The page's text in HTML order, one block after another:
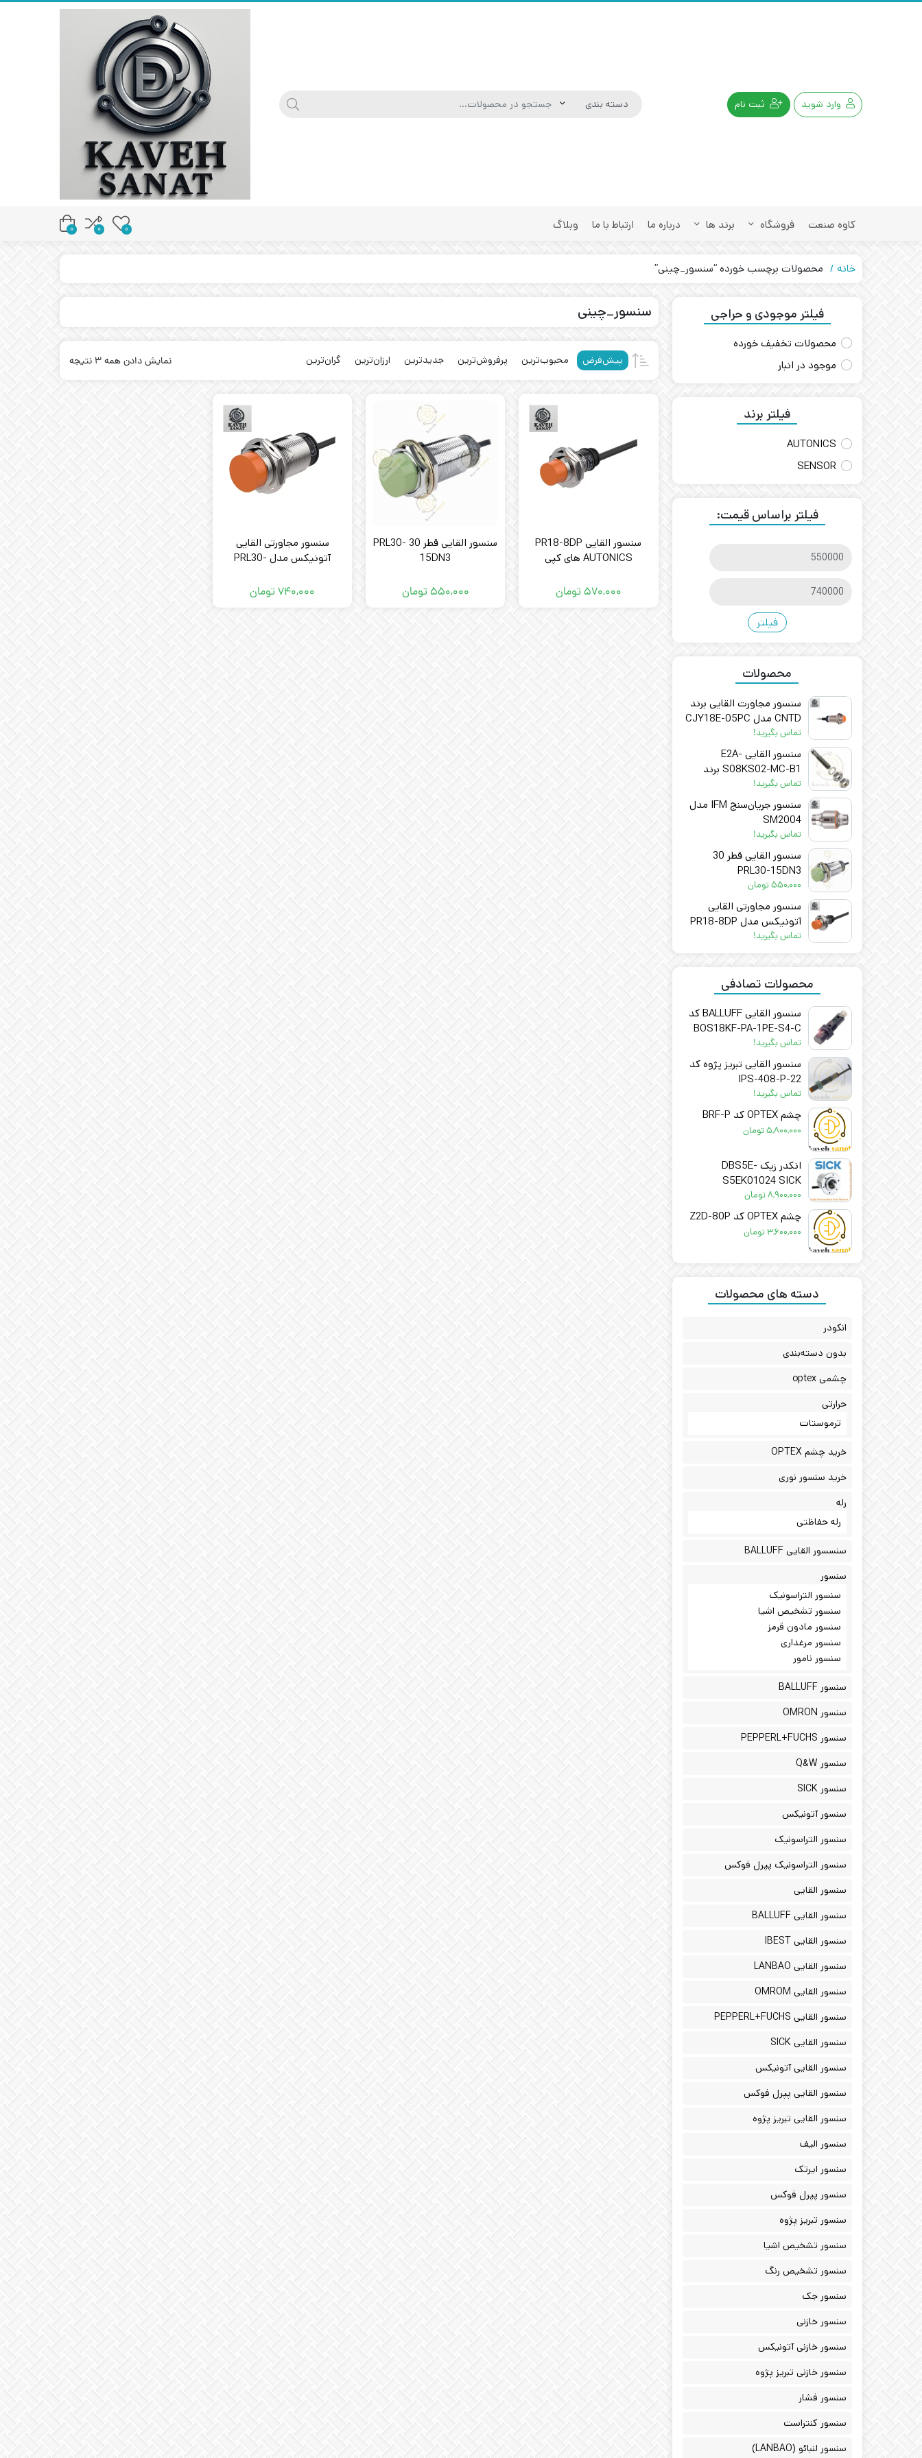
وارد شوید ثبت نام
کاوه صنعت فروشگاه برند ها درباره ما ارتباط با ما وبلاگ 0
0
0
خانه محصولات برچسب خورده “سنسور_چینی”
سنسور_چینی
پیش‌فرض محبوب‌ترین پرفروش‌ترین جدیدترین ارزان‌ترین گران‌ترین نمایش دادن همه 3 نتیجه
سنسور القایی PR18-8DP
AUTONICS های کپی
۵۷۰,۰۰۰تومان
سنسور القایی قطر 30 PRL30-
15DN3
۵۵۰,۰۰۰تومان
سنسور مجاورتی القایی
آتونیکس مدل PRL30-
۷۴۰,۰۰۰تومان
فیلتر موجودی و حراجی
محصولات تخفیف خورده
موجود در انبار
فیلتر برند
AUTONICS
SENSOR
فیلتر براساس قیمت:
فیلتر
محصولات
سنسور مجاورت القایی برند
CNTD مدل CJY18E-05PC
تماس بگیرید!
سنسور القایی E2A-
S08KS02-MC-B1 برند
OMRON
تماس بگیرید!
سنسور جریان‌سنج IFM مدل
SM2004
تماس بگیرید!
سنسور القایی قطر 30
PRL30-15DN3
۵۵۰,۰۰۰تومان
سنسور مجاورتی القایی
آتونیکس مدل PR18-8DP
AUTONICS – اصل
تماس بگیرید!
محصولات تصادفی
سنسور القایی BALLUFF کد
BOS18KF-PA-1PE-S4-C
تماس بگیرید!
سنسور القایی تبریز پژوه کد
IPS-408-P-22
تماس بگیرید!
چشم OPTEX کد BRF-P
۵,۸۰۰,۰۰۰تومان
انکدر زیک DBS5E-
S5EK01024 SICK
۸,۹۰۰,۰۰۰تومان
چشم OPTEX کد Z2D-80P
۳,۶۰۰,۰۰۰ تومان
دسته های محصولات
انکودر
بدون دسته‌بندی
چشمی optex
حرارتی
ترموستات
خرید چشم OPTEX
خرید سنسور نوری
رله
رله حفاظتی
سنسسور القایی BALLUFF
سنسور
سنسور التراسونیک
سنسور تشخیص اشیا
سنسور مادون قرمز
سنسور مرغداری
سنسور نامور
سنسور BALLUFF
سنسور OMRON
سنسور PEPPERL+FUCHS
سنسور Q&W
سنسور SICK
سنسور آتونیکس
سنسور التراسونیک
سنسور التراسونیک پپرل فوکس
سنسور القایی
سنسور القایی BALLUFF
سنسور القایی IBEST
سنسور القایی LANBAO
سنسور القایی OMROM
سنسور القایی PEPPERL+FUCHS
سنسور القایی SICK
سنسور القایی آتونیکس
سنسور القایی پپرل فوکس
سنسور القایی تبریز پژوه
سنسور الیف
سنسور ایرتک
سنسور پپرل فوکس
سنسور تبریز پژوه
سنسور تشخیص اشیا
سنسور تشخیص رنگ
سنسور جک
سنسور خازنی
سنسور خازنی آتونیکس
سنسور خازنی تبریز پژوه
سنسور فشار
سنسور کنتراست
سنسور لنبائو (LANBAO)